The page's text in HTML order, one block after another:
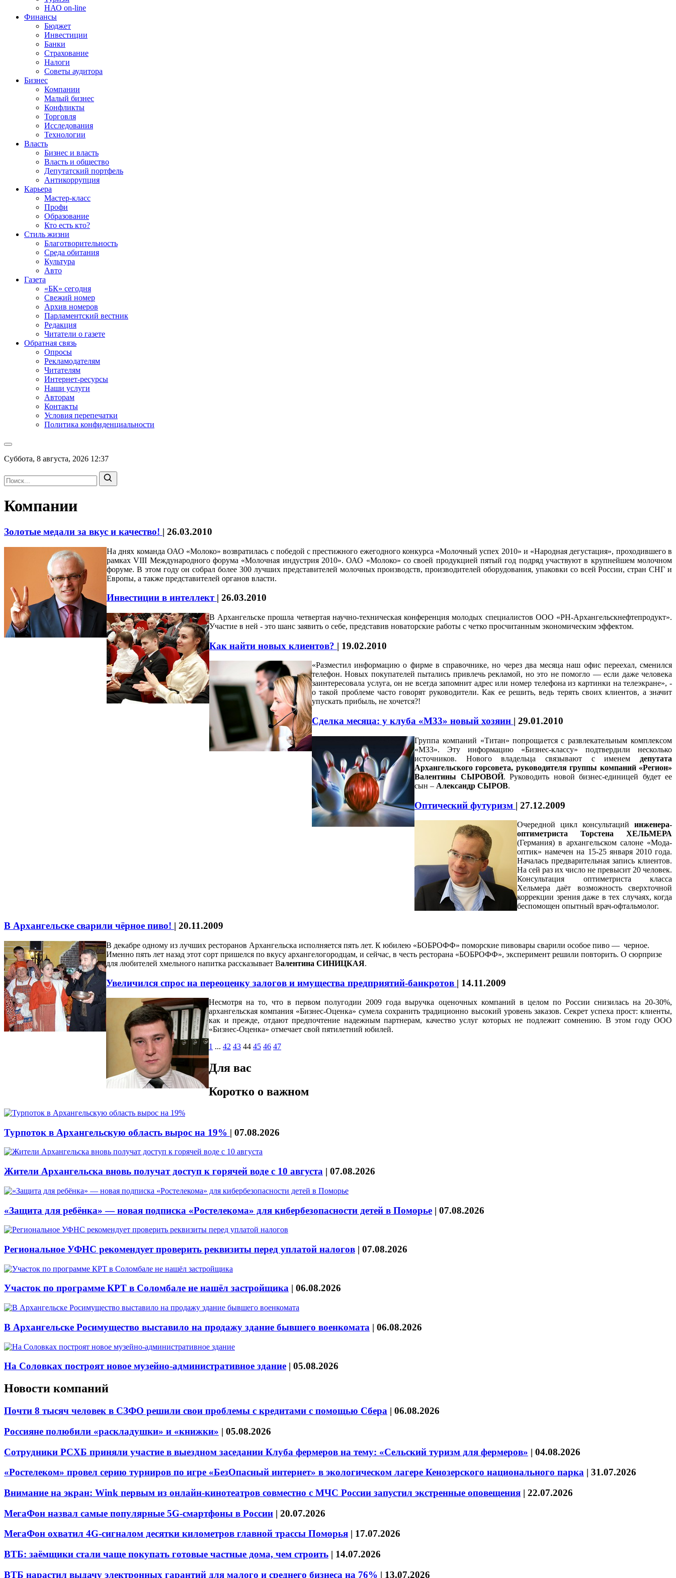
НАО on-line
Финансы
Бюджет
Инвестиции
Банки
Страхование
Налоги
Советы аудитора
Бизнес
Компании
Малый бизнес
Конфликты
Торговля
Исследования
Технологии
Власть
Бизнес и власть
Власть и общество
Депутатский портфель
Антикоррупция
Карьера
Мастер-класс
Профи
Образование
Кто есть кто?
Стиль жизни
Благотворительность
Среда обитания
Культура
Авто
Газета
«БК» сегодня
Свежий номер
Архив номеров
Парламентский вестник
Редакция
Читатели о газете
Обратная связь
Опросы
Рекламодателям
Читателям
Интернет-ресурсы
Наши услуги
Авторам
Контакты
Условия перепечатки
Политика конфиденциальности
Суббота, 8 августа, 2026 12:37
Компании
Золотые медали за вкус и качество! | 26.03.2010
На днях команда ОАО «Молоко» возвратилась с победой с престижного ежегодного конкурса «Молочный успех 2010» и «Народная дегустация», проходившего в
рамках VIII Международного форума «Молочная индустрия 2010». ОАО «Молоко» со своей продукцией пятый год подряд участвуют в крупнейшем молочном
форуме. В этом году он собрал более 300 лучших представителей молочных производств, производителей оборудования, упаковки со всей России, стран СНГ и
Европы, а также представителей органов власти.
Инвестиции в интеллект | 26.03.2010
В Архангельске прошла четвертая научно-техническая конференция молодых специалистов ООО «РН-Архангельскнефтепродукт».
Участие в ней - это шанс заявить о себе, представив новаторские работы с четко просчитанным экономическим эффектом.
Как найти новых клиентов? | 19.02.2010
«Разместил информацию о фирме в справочнике, но через два месяца наш офис переехал, сменился
телефон. Новых покупателей пытались привлечь рекламой, но это не помогло — если даже человека
заинтересовала услуга, он не всегда запомнит адрес или номер телефона из картинки на телеэкране», -
о такой проблеме часто говорят руководители. Как ее решить, ведь терять своих клиентов, а значит
упускать прибыль, не хочется?!
Сделка месяца: у клуба «М33» новый хозяин | 29.01.2010
Группа компаний «Титан» попрощается с развлекательным комплексом
«М33». Эту информацию «Бизнес-классу» подтвердили несколько
источников. Нового владельца связывают с именем депутата
Архангельского горсовета, руководителя группы компаний «Регион»
Валентины СЫРОВОЙ. Руководить новой бизнес-единицей будет ее
сын – Александр СЫРОВ.
Оптический футуризм | 27.12.2009
Очередной цикл консультаций инженера-
оптиметриста Торстена ХЕЛЬМЕРА
(Германия) в архангельском салоне «Мода-
оптик» намечен на 15-25 января 2010 года.
Началась предварительная запись клиентов.
На сей раз их число не превысит 20 человек.
Консультация оптиметриста класса
Хельмера даёт возможность сверхточной
коррекции зрения даже в тех случаях, когда
беспомощен опытный врач-офтальмолог.
В Архангельске сварили чёрное пиво! | 20.11.2009
В декабре одному из лучших ресторанов Архангельска исполняется пять лет. К юбилею «БОБРОФФ» поморские пивовары сварили особое пиво — черное.
Именно пять лет назад этот сорт пришелся по вкусу архангелогородцам, и сейчас, в честь ресторана «БОБРОФФ», эксперимент решили повторить. О сюрпризе
для любителей хмельного напитка рассказывает Валентина СИНИЦКАЯ.
Увеличился спрос на переоценку залогов и имущества предприятий-банкротов | 14.11.2009
Несмотря на то, что в первом полугодии 2009 года выручка оценочных компаний в целом по России снизилась на 20-30%,
архангельская компания «Бизнес-Оценка» сумела сохранить традиционно высокий уровень заказов. Секрет успеха прост: клиенты,
как и прежде, отдают предпочтение надежным партнерам, качество услуг которых не подлежит сомнению. В этом году ООО
«Бизнес-Оценка» отмечает свой пятилетний юбилей.
1 ... 42 43 44 45 46 47
Для вас
Коротко о важном
Турпоток в Архангельскую область вырос на 19% | 07.08.2026
Жители Архангельска вновь получат доступ к горячей воде с 10 августа | 07.08.2026
«Защита для ребёнка» — новая подписка «Ростелекома» для кибербезопасности детей в Поморье | 07.08.2026
Региональное УФНС рекомендует проверить реквизиты перед уплатой налогов | 07.08.2026
Участок по программе КРТ в Соломбале не нашёл застройщика | 06.08.2026
В Архангельске Росимущество выставило на продажу здание бывшего военкомата | 06.08.2026
На Соловках построят новое музейно-административное здание | 05.08.2026
Новости компаний
Почти 8 тысяч человек в СЗФО решили свои проблемы с кредитами с помощью Сбера | 06.08.2026
Россияне полюбили «раскладушки» и «книжки» | 05.08.2026
Сотрудники РСХБ приняли участие в выездном заседании Клуба фермеров на тему: «Сельский туризм для фермеров» | 04.08.2026
«Ростелеком» провел серию турниров по игре «БезОпасный интернет» в экологическом лагере Кенозерского национального парка | 31.07.2026
Внимание на экран: Wink первым из онлайн-кинотеатров совместно с МЧС России запустил экстренные оповещения | 22.07.2026
МегаФон назвал самые популярные 5G-смартфоны в России | 20.07.2026
МегаФон охватил 4G-сигналом десятки километров главной трассы Поморья | 17.07.2026
ВТБ: заёмщики стали чаще покупать готовые частные дома, чем строить | 14.07.2026
ВТБ нарастил выдачу электронных гарантий для малого и среднего бизнеса на 76% | 13.07.2026